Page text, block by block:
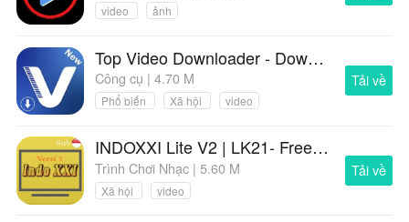
video ảnh
Top Video Downloader - Download Video All in One
Công cụ | 4.70 M
Phổ biến Xã hội video
Tải về
INDOXXI Lite V2 | LK21- Free Movies HD & TV Online
Trình Chơi Nhạc | 5.60 M
Xã hội video
Tải về